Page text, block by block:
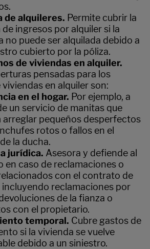
de alquileres. Permite cubrir la
ingresos por alquiler si la
no puede ser alquilada debido a
cubierto por la póliza.
de viviendas en alquiler.
pensadas para los
en alquiler son:
en el hogar. Por ejemplo, a
un servicio de manitas que
arreglar pequeños desperfectos
rotos o fallos en el
la ducha.
jurídica. Asesora y defiende al
en caso de reclamaciones o
con el contrato de
incluyendo reclamaciones por
de la fianza o
con el propietario.
temporal. Cubre gastos de
si la vivienda se vuelve
debido a un siniestro.